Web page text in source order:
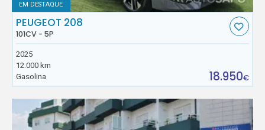
EM DESTAQUE
PEUGEOT 208
101CV - 5P
2025
12.000 km
Gasolina
18.950€